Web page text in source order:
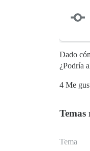
Dado
¿Podría
4 Me
Temas
Tema